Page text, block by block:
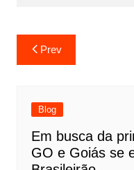
Prev
Blog
Em busca da
GO e Goiás se